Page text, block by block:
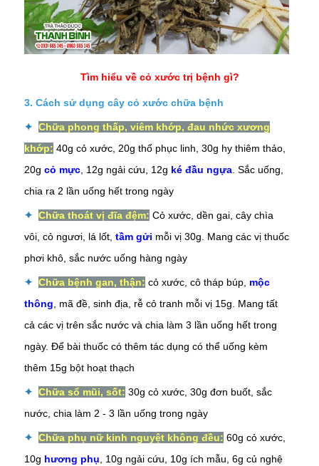
Tìm hiểu về cỏ xước trị bệnh gì?
3. Cách sử dụng cây cỏ xước chữa bệnh
✦ Chữa phong thấp, viêm khớp, đau nhức xương
khớp: 40g cỏ xước, 20g thổ phục linh, 30g hy thiêm thảo,
20g cỏ mực, 12g ngải cứu, 12g ké đầu ngựa. Sắc uống,
chia ra 2 lần uống hết trong ngày
✦ Chữa thoát vị đĩa đệm: Cỏ xước, dền gai, cây chìa
vôi, cỏ ngươi, lá lốt, tầm gửi mỗi vị 30g. Mang các vị thuốc
phơi khô, sắc nước uống hàng ngày
✦ Chữa bệnh gan, thận: cỏ xước, cô tháp búp, mộc
thông, mã đề, sinh địa, rễ cỏ tranh mỗi vị 15g. Mang tất
cả các vị trên sắc nước và chia làm 3 lần uống hết trong
ngày. Để bài thuốc có thêm tác dụng có thể uống kèm
thêm 15g bột hoạt thạch
✦ Chữa sổ mũi, sốt: 30g cỏ xước, 30g đơn buốt, sắc
nước, chia làm 2 - 3 lần uống trong ngày
✦ Chữa phụ nữ kinh nguyệt không đều: 60g cỏ xước,
10g hương phụ, 10g ngải cứu, 10g ích mẫu, 6g củ nghệ